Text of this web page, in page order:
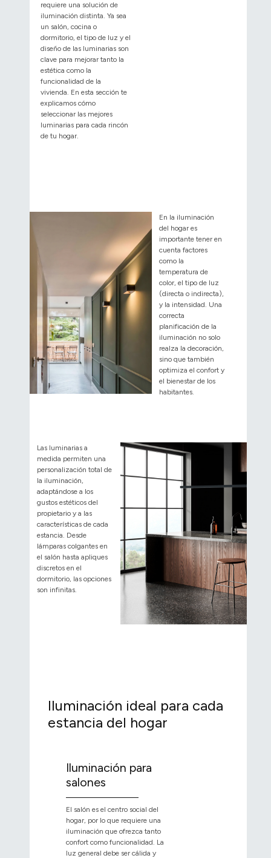
requiere una solución de
iluminación distinta. Ya sea
un salón, cocina o
dormitorio, el tipo de luz y el
diseño de las luminarias son
clave para mejorar tanto la
estética como la
funcionalidad de la
vivienda. En esta sección te
explicamos cómo
seleccionar las mejores
luminarias para cada rincón
de tu hogar.
En la iluminación
del hogar es
importante tener en
cuenta factores
como la
temperatura de
color, el tipo de luz
(directa o indirecta),
y la intensidad. Una
correcta
planificación de la
iluminación no solo
realza la decoración,
sino que también
optimiza el confort y
el bienestar de los
habitantes.
Las luminarias a
medida permiten una
personalización total de
la iluminación,
adaptándose a los
gustos estéticos del
propietario y a las
características de cada
estancia. Desde
lámparas colgantes en
el salón hasta apliques
discretos en el
dormitorio, las opciones
son infinitas.
Iluminación ideal para cada
estancia del hogar
Iluminación para
salones
El salón es el centro social del
hogar, por lo que requiere una
iluminación que ofrezca tanto
confort como funcionalidad. La
luz general debe ser cálida y